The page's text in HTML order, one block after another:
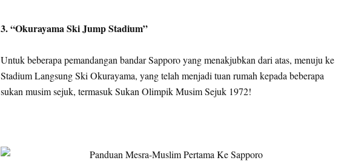
3. “Okurayama Ski Jump Stadium”
Untuk beberapa pemandangan bandar Sapporo yang menakjubkan dari atas, menuju ke
Stadium Langsung Ski Okurayama, yang telah menjadi tuan rumah kepada beberapa
sukan musim sejuk, termasuk Sukan Olimpik Musim Sejuk 1972!